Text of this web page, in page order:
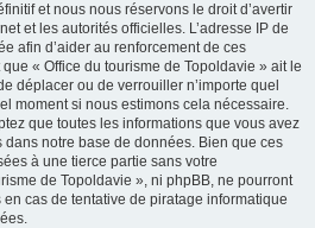
et nous nous réservons le droit d’avertir
et les autorités officielles. L’adresse IP de
afin d’aider au renforcement de ces
« Office du tourisme de Topoldavie » ait le
déplacer ou de verrouiller n’importe quel
moment si nous estimons cela nécessaire.
que toutes les informations que vous avez
notre base de données. Bien que ces
à une tierce partie sans votre
de Topoldavie », ni phpBB, ne pourront
cas de tentative de piratage informatique